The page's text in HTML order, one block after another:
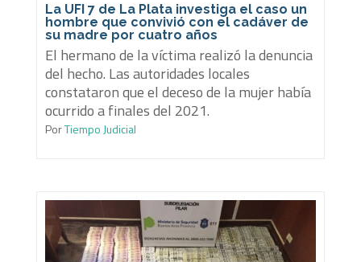
La UFI 7 de La Plata investiga el caso un
hombre que convivió con el cadáver de
su madre por cuatro años
El hermano de la víctima realizó la denuncia
del hecho. Las autoridades locales
constataron que el deceso de la mujer había
ocurrido a finales del 2021.
PorTiempo Judicial